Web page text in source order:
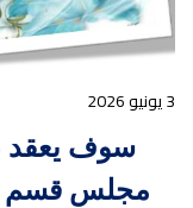
3 يونيو 2026
سوف يعقد
مجلس قسم